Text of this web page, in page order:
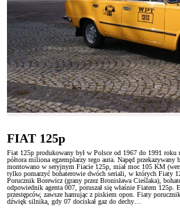
FIAT 125p
Fiat 125p produkowany był w Polsce od 1967 do 1991
półtora miliona egzemplarzy tego auta. Napęd
montowano w seryjnym Fiacie 125p, miał moc 105 KM
tylko pomarzyć bohaterowie dwóch seriali, w których Fiaty
Porucznik Borewicz (grany przez Bronisława Cieślaka),
odpowiednik agenta 007, poruszał się właśnie Fiatem 125p.
przestępców, zawsze hamując z piskiem opon. Fiaty
dźwięk silnika, gdy 07 dociskał gaz do dechy…